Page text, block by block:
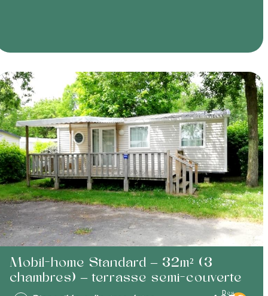
Mobil-home Standard – 32m² (3
chambres) – terrasse semi-couverte
dès